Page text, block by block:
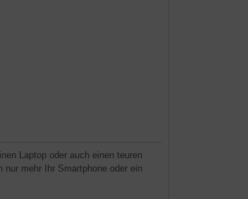
Laptop oder auch einen teuren
nur mehr Ihr Smartphone oder ein